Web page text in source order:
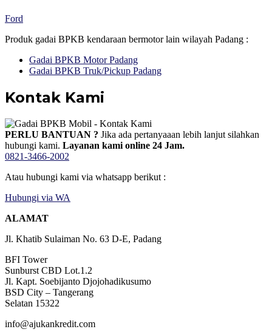
Ford
Produk gadai BPKB kendaraan bermotor lain wilayah Padang :
Gadai BPKB Motor Padang
Gadai BPKB Truk/Pickup Padang
Kontak Kami
PERLU BANTUAN ? Jika ada pertanyaaan lebih lanjut silahkan
hubungi kami. Layanan kami online 24 Jam.
0821-3466-2002
Atau hubungi kami via whatsapp berikut :
Hubungi via WA
ALAMAT
Jl. Khatib Sulaiman No. 63 D-E, Padang
BFI Tower
Sunburst CBD Lot.1.2
Jl. Kapt. Soebijanto Djojohadikusumo
BSD City – Tangerang
Selatan 15322
info@ajukankredit.com